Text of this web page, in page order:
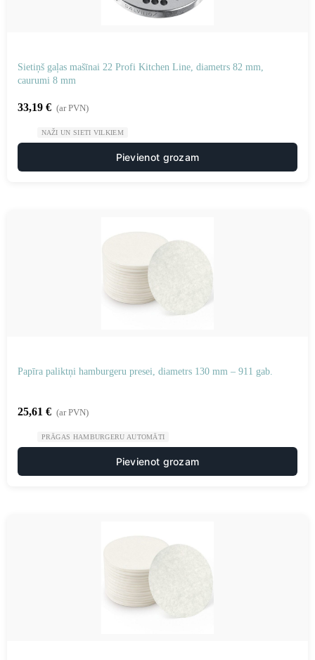
Sietiņš gaļas mašīnai 22 Profi Kitchen Line, diametrs 82 mm,
caurumi 8 mm
33,19 € (ar PVN)
NAŽI UN SIETI VILKIEM
Pievienot grozam
Papīra paliktņi hamburgeru presei, diametrs 130 mm – 911 gab.
25,61 € (ar PVN)
PRĀGAS HAMBURGERU AUTOMĀTI
Pievienot grozam